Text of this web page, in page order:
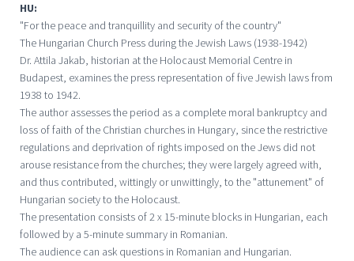
HU:
"For the peace and tranquillity and security of the country"
The Hungarian Church Press during the Jewish Laws (1938-1942)
Dr. Attila Jakab, historian at the Holocaust Memorial Centre in
Budapest, examines the press representation of five Jewish laws from
1938 to 1942.
The author assesses the period as a complete moral bankruptcy and
loss of faith of the Christian churches in Hungary, since the restrictive
regulations and deprivation of rights imposed on the Jews did not
arouse resistance from the churches; they were largely agreed with,
and thus contributed, wittingly or unwittingly, to the "attunement" of
Hungarian society to the Holocaust.
The presentation consists of 2 x 15-minute blocks in Hungarian, each
followed by a 5-minute summary in Romanian.
The audience can ask questions in Romanian and Hungarian.